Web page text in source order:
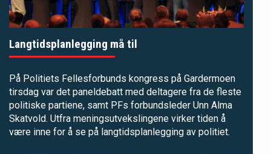
Langtidsplanlegging må til
På Politiets Fellesforbunds kongress på Gardermoen
tirsdag var det paneldebatt med deltagere fra de fleste
politiske partiene, samt PFs forbundsleder Unn Alma
Skatvold. Utfra meningsutvekslingene virker tiden å
være inne for å se på langtidsplanlegging av politiet.